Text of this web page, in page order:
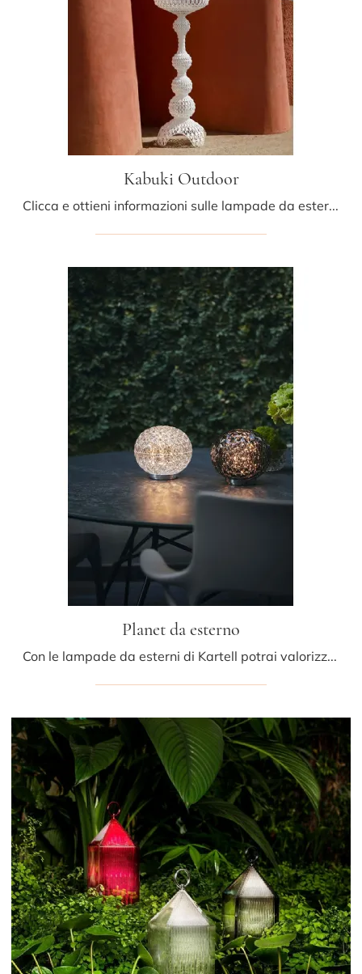
Kabuki Outdoor
Clicca e ottieni informazioni sulle lampade da esterni di Kartell: il modello Kabuki Outdoor in policarbonato ti sta aspettando!
Planet da esterno
Con le lampade da esterni di Kartell potrai valorizzare i tuoi interni: clicca e scopri Planet da esterno!